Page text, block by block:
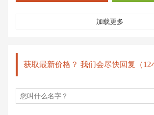
加载更多
获取最新价格？ 我们会尽快回复（12